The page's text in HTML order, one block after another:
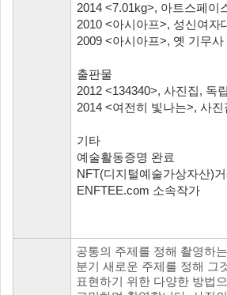
2014 <7.01kg>, 아트스페이
2010 <아시아프>, 성신여자
2009 <아시아프>, 옛 기무사
출판물
2012 <134340>, 사진집, 독
2014 <여전히 빛나는>, 사
기타
예술활동증명 완료
NFT(디지털예술가상자산)
ENFTEE.com 소속작가
공통의 주제를 정해 촬영하
분기 새로운 주제를 정해 그
표현하기 위한 다양한 방법